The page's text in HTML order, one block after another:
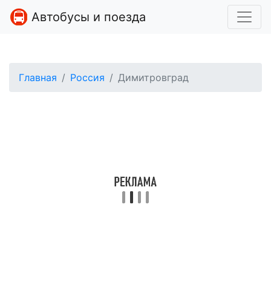
Автобусы и поезда
Главная Россия Димитровград